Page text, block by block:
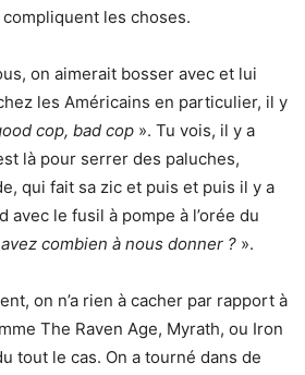
les choses.
on aimerait bosser avec et lui
les Américains en particulier, il y
cop, bad cop ». Tu vois, il y a
là pour serrer des paluches,
qui fait sa zic et puis et puis il y a
avec le fusil à pompe à l’orée du
combien à nous donner ? ».
on n’a rien à cacher par rapport à
The Raven Age, Myrath, ou Iron
tout le cas. On a tourné dans de